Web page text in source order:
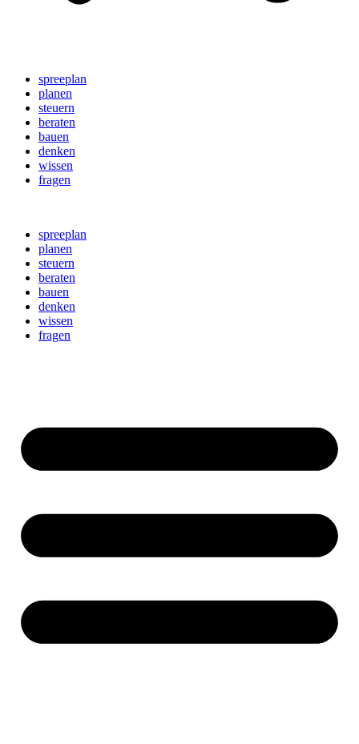
spreeplan
planen
steuern
beraten
bauen
denken
wissen
fragen
spreeplan
planen
steuern
beraten
bauen
denken
wissen
fragen